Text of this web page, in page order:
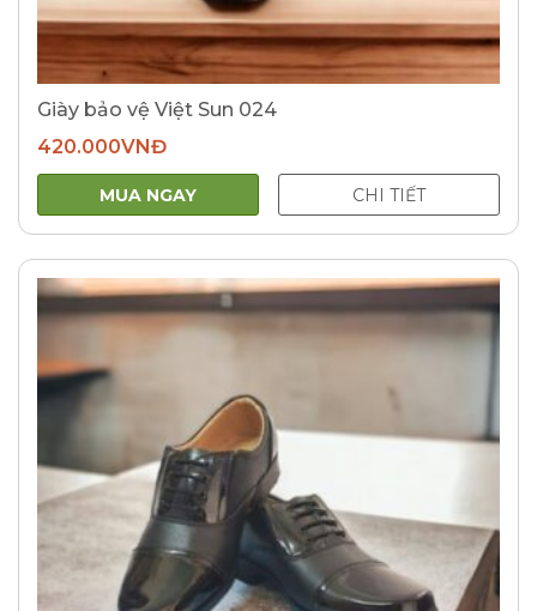
Giày bảo vệ Việt Sun 024
420.000VNĐ
MUA NGAY CHI TIẾT